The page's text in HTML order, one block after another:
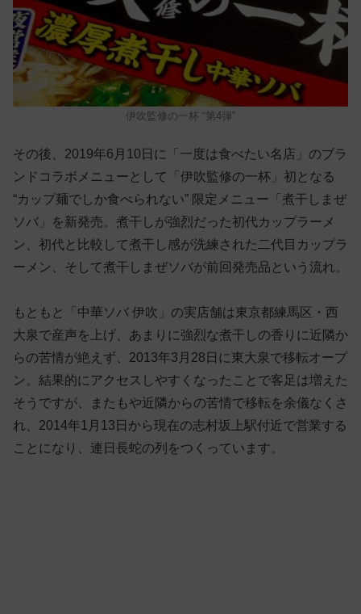
伊吹監修の一杯 “第4弾”
その後、2019年6月10日に「一度は食べたい名店」のブラ
ンドコラボメニューとして「伊吹監修の一杯」初となる
“カップ麺でしか食べられない” 限定メニュー「煮干しまぜ
ソバ」を新発売。煮干しが強烈だった初代カップラーメ
ン、初代と比較して煮干し感が洗練された二代目カップラ
ーメン、そして煮干しまぜソバが前回発売品という流れ。
もともと「中華ソバ 伊吹」の実店舗は東京都練馬区・西
大泉で産声を上げ、あまりに強烈な煮干しの香りに近隣か
らの苦情が絶えず、2013年3月28日に東大泉で移転オープ
ン。結果的にアクセスしやすくなったことで客足は増えた
そうですが、またもや近隣からの苦情で移転を余儀なくさ
れ、2014年1月13日から現在の志村坂上駅付近で営業する
ことになり、連日長蛇の列をつくっています。